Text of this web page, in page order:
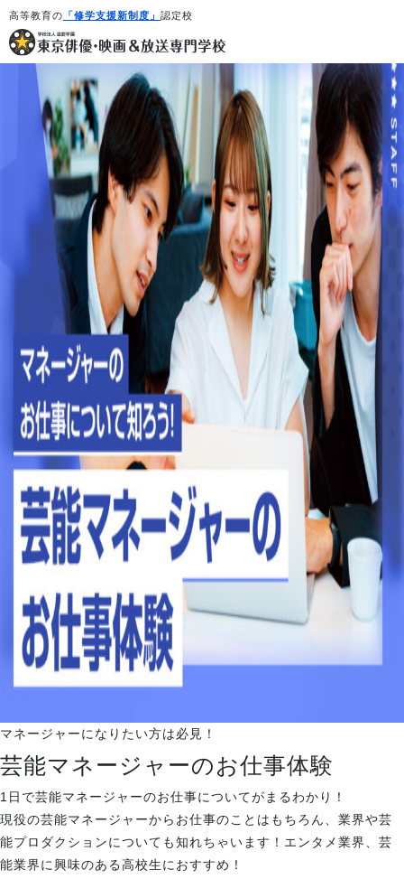
高等教育の 「修学支援新制度」 認定校
学校紹介・教育システム
専攻・コース紹介
学生生活
就職・デビュー
入試案内
学校情報
訪問者別メニュー
マネージャーになりたい方は必見！
芸能マネージャーのお仕事体験
1日で芸能マネージャーのお仕事についてがまるわかり！
現役の芸能マネージャーからお仕事のことはもちろん、業界や芸
能プロダクションについても知れちゃいます！エンタメ業界、芸
能業界に興味のある高校生におすすめ！